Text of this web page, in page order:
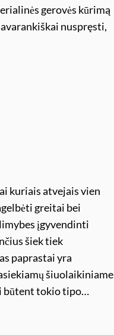
gerovės kūrimą
nuspręsti,
kuriais atvejais vien
greitai bei
įgyvendinti
šiek tiek
paprastai yra
šiuolaikiniame
būtent tokio tipo…